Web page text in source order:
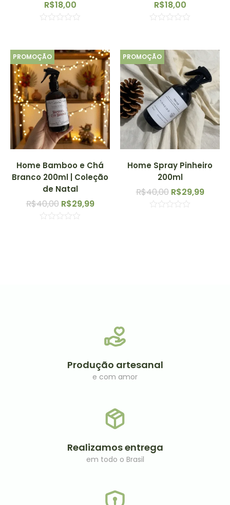
R$18,00
5
R$18,00
5
PROMOÇÃO
Home Bamboo e Chá
Branco 200ml | Coleção
de Natal
R$40,00 R$29,99
PROMOÇÃO
Home Spray Pinheiro
200ml
R$40,00 R$29,99
Produção artesanal
e com amor
Realizamos entrega
em todo o Brasil